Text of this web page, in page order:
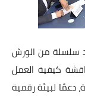
سلسلة من الورش
كيفية العمل
دعمًا لبيئة رقمية